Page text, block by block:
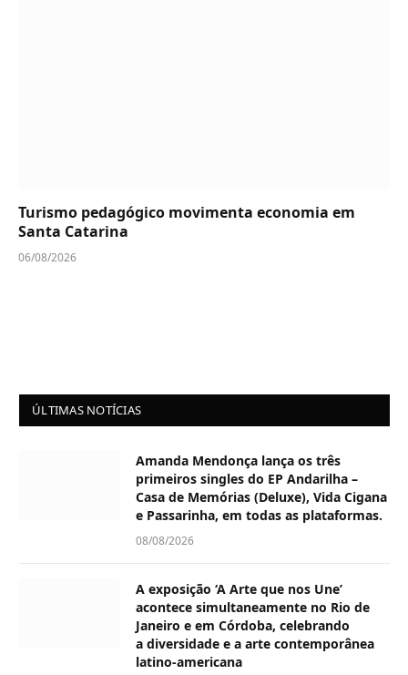
Turismo pedagógico movimenta economia em
Santa Catarina
06/08/2026
ÚLTIMAS NOTÍCIAS
Amanda Mendonça lança os três
primeiros singles do EP Andarilha –
Casa de Memórias (Deluxe), Vida Cigana
e Passarinha, em todas as plataformas.
08/08/2026
A exposição ‘A Arte que nos Une’
acontece simultaneamente no Rio de
Janeiro e em Córdoba, celebrando
a diversidade e a arte contemporânea
latino-americana